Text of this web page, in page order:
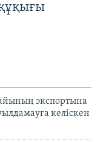
экспортына
келіскен